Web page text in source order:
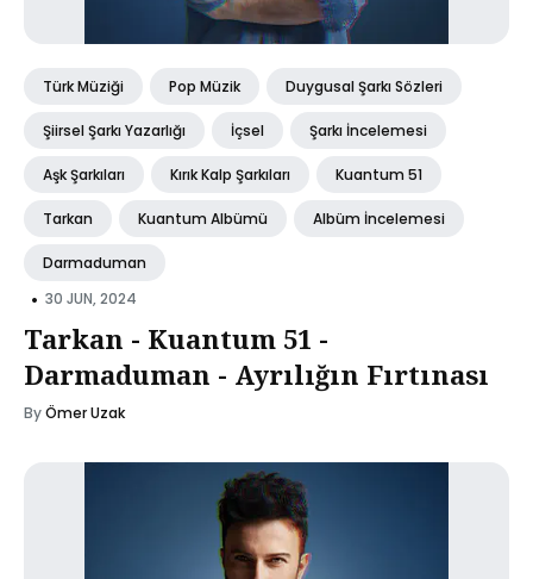
Türk Müziği Pop Müzik Duygusal Şarkı Sözleri
Şiirsel Şarkı Yazarlığı İçsel Şarkı İncelemesi
Aşk Şarkıları Kırık Kalp Şarkıları Kuantum 51
Tarkan Kuantum Albümü Albüm İncelemesi
Darmaduman
• 30 JUN, 2024
Tarkan - Kuantum 51 -
Darmaduman - Ayrılığın Fırtınası
ByÖmer Uzak